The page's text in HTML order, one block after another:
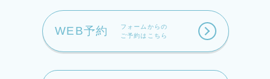
WEB予約
フォームからの
ご予約はこちら